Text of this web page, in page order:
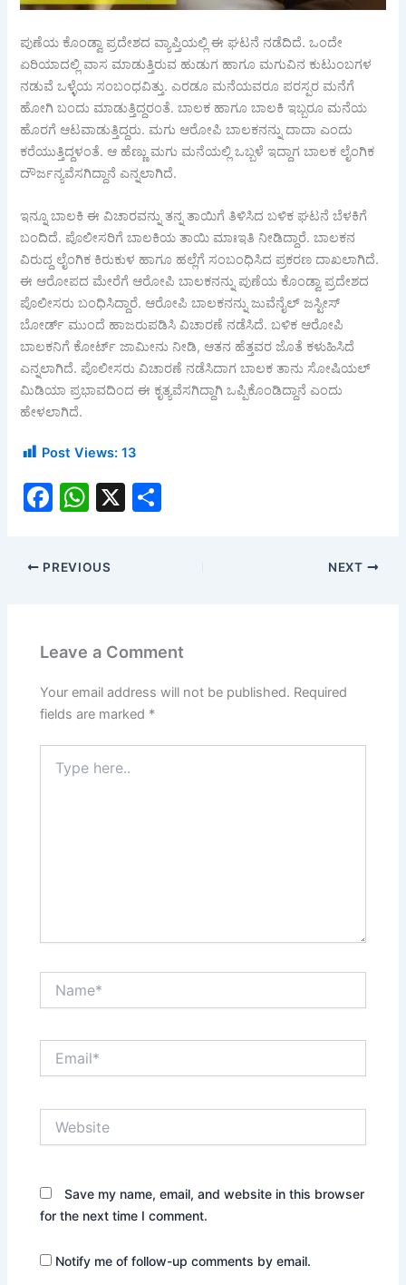
ಪುಣೆಯ ಕೊಂಡ್ವಾ ಪ್ರದೇಶದ ವ್ಯಾಪ್ತಿಯಲ್ಲಿ ಈ ಘಟನೆ ನಡೆದಿದೆ. ಒಂದೇ
ಏರಿಯಾದಲ್ಲಿ ವಾಸ ಮಾಡುತ್ತಿರುವ ಹುಡುಗ ಹಾಗೂ ಮಗುವಿನ ಕುಟುಂಬಗಳ
ನಡುವೆ ಒಳ್ಳೆಯ ಸಂಬಂಧವಿತ್ತು. ಎರಡೂ ಮನೆಯವರೂ ಪರಸ್ಪರ ಮನೆಗೆ
ಹೋಗಿ ಬಂದು ಮಾಡುತ್ತಿದ್ದರಂತೆ. ಬಾಲಕ ಹಾಗೂ ಬಾಲಕಿ ಇಬ್ಬರೂ ಮನೆಯ
ಹೊರಗೆ ಆಟವಾಡುತ್ತಿದ್ದರು. ಮಗು ಆರೋಪಿ ಬಾಲಕನನ್ನು ದಾದಾ ಎಂದು
ಕರೆಯುತ್ತಿದ್ದಳಂತೆ. ಆ ಹೆಣ್ಣು ಮಗು ಮನೆಯಲ್ಲಿ ಒಬ್ಬಳೆ ಇದ್ದಾಗ ಬಾಲಕ ಲೈಂಗಿಕ
ದೌರ್ಜನ್ಯವೆಸಗಿದ್ದಾನೆ ಎನ್ನಲಾಗಿದೆ.
ಇನ್ನೂ ಬಾಲಕಿ ಈ ವಿಚಾರವನ್ನು ತನ್ನ ತಾಯಿಗೆ ತಿಳಿಸಿದ ಬಳಿಕ ಘಟನೆ ಬೆಳಕಿಗೆ
ಬಂದಿದೆ. ಪೊಲೀಸರಿಗೆ ಬಾಲಕಿಯ ತಾಯಿ ಮಾಃಇತಿ ನೀಡಿದ್ದಾರೆ. ಬಾಲಕನ
ವಿರುದ್ದ ಲೈಂಗಿಕ ಕಿರುಕುಳ ಹಾಗೂ ಹಲ್ಲೆಗೆ ಸಂಬಂಧಿಸಿದ ಪ್ರಕರಣ ದಾಖಲಾಗಿದೆ.
ಈ ಆರೋಪದ ಮೇರೆಗೆ ಆರೋಪಿ ಬಾಲಕನನ್ನು ಪುಣೆಯ ಕೊಂಡ್ವಾ ಪ್ರದೇಶದ
ಪೊಲೀಸರು ಬಂಧಿಸಿದ್ದಾರೆ. ಆರೋಪಿ ಬಾಲಕನನ್ನು ಜುವೆನೈಲ್ ಜಸ್ಟೀಸ್
ಬೋರ್ಡ್ ಮುಂದೆ ಹಾಜರುಪಡಿಸಿ ವಿಚಾರಣೆ ನಡೆಸಿದೆ. ಬಳಿಕ ಆರೋಪಿ
ಬಾಲಕನಿಗೆ ಕೋರ್ಟ್ ಜಾಮೀನು ನೀಡಿ, ಆತನ ಹೆತ್ತವರ ಜೊತೆ ಕಳುಹಿಸಿದೆ
ಎನ್ನಲಾಗಿದೆ. ಪೊಲೀಸರು ವಿಚಾರಣೆ ನಡೆಸಿದಾಗ ಬಾಲಕ ತಾನು ಸೋಷಿಯಲ್
ಮಿಡಿಯಾ ಪ್ರಭಾವದಿಂದ ಈ ಕೃತ್ಯವೆಸಗಿದ್ದಾಗಿ ಒಪ್ಪಿಕೊಂಡಿದ್ದಾನೆ ಎಂದು
ಹೇಳಲಾಗಿದೆ.
Post Views: 13
F
c
o
k
W
at
p
X
PREVIOUS NEXT
Leave a Comment
Your email address will not be published. Required
fields are marked *
here..
Save my name, email, and website in this browser
for the next time I comment.
Notify me of follow-up comments by email.